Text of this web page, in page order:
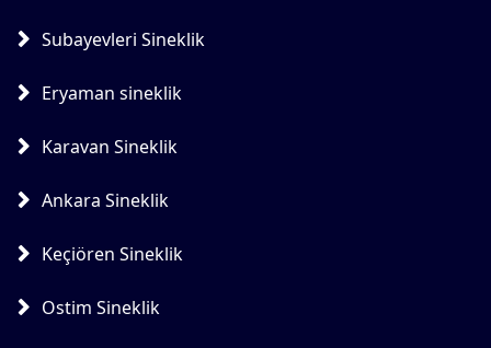
Subayevleri Sineklik
Eryaman sineklik
Karavan Sineklik
Ankara Sineklik
Keçiören Sineklik
Ostim Sineklik